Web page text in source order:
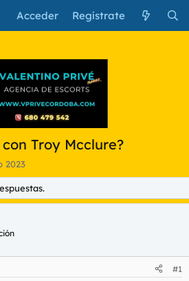
Acceder Regístrate
Troy Mcclure?
2023
#1